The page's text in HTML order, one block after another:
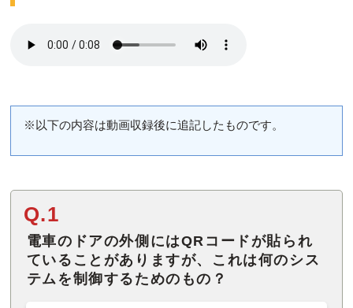
※以下の内容は動画収録後に追記したものです。
Q.1
電車のドアの外側にはQRコードが貼られ
ていることがありますが、これは何のシス
テムを制御するためのもの？